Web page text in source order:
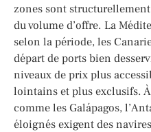
zones sont
du volume d’offre. La
selon la période, les
départ de ports bien
niveaux de prix plus
lointains et plus exclusifs.
comme les Galápagos,
éloignés exigent des